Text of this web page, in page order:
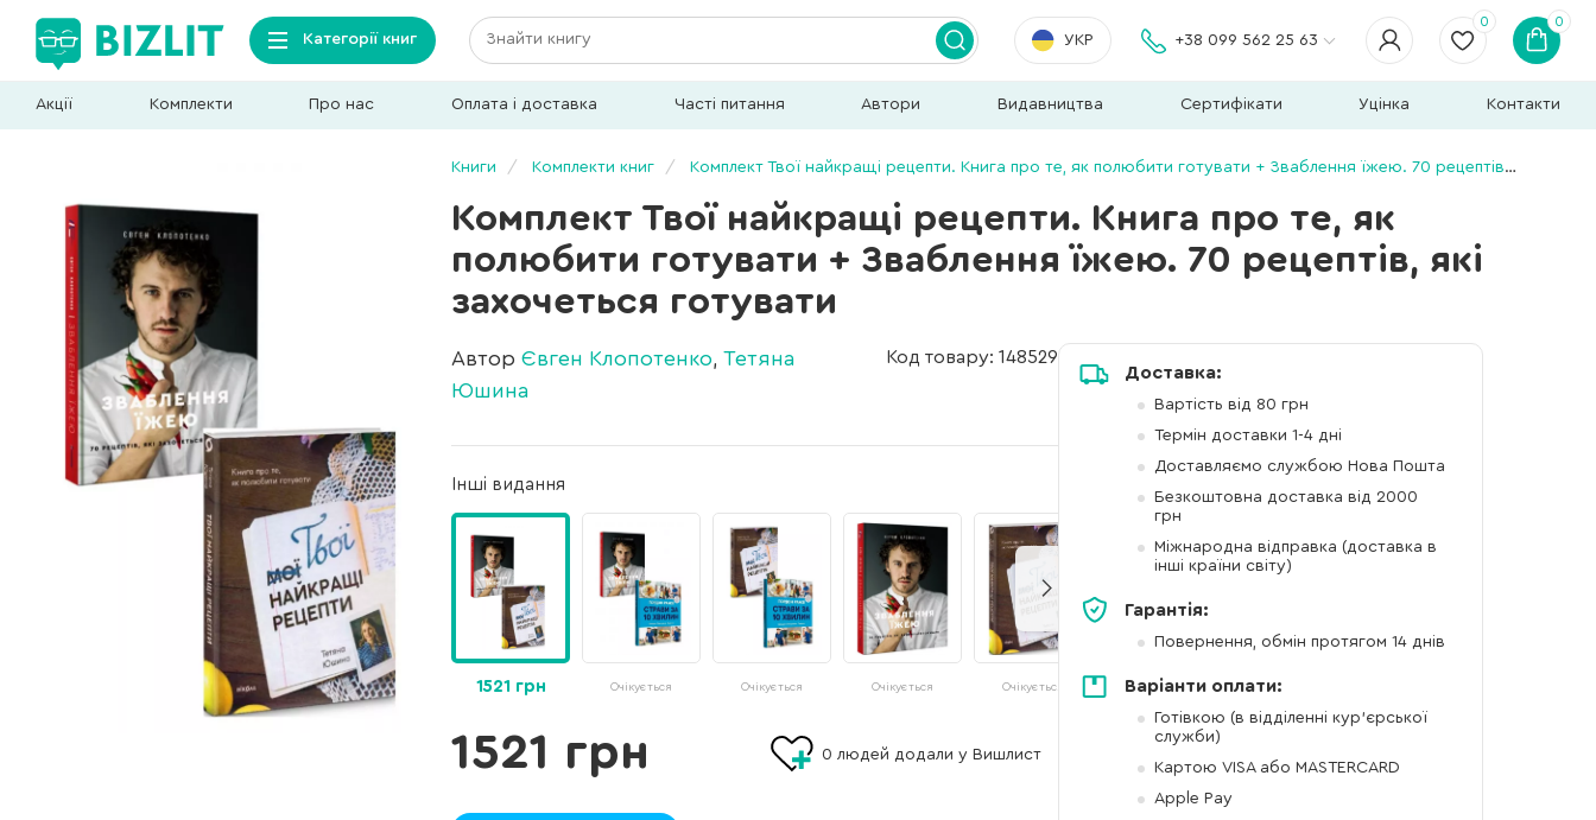
Категорії книг УКР +38 099 562 25 63
0 0
Акції Комплекти Про нас Оплата і доставка Часті питання Автори Видавництва Сертифікати Уцінка Контакти
Книги Комплекти книг Комплект Твої найкращі рецепти. Книга про те, як полюбити готувати + Зваблення їжею. 70 рецептів, які захочеться готувати
Комплект Твої найкращі рецепти. Книга про те, як
полюбити готувати + Зваблення їжею. 70 рецептів, які
захочеться готувати
Автор Євген Клопотенко, Тетяна
Юшина
Код товару: 148529
Інші видання
1521 грн Очікується Очікується Очікується Очікується
1521 грн 0 людей додали у Вишлист
Доставка:
Вартість від 80 грн
Термін доставки 1-4 дні
Доставляємо службою Нова Пошта
Безкоштовна доставка від 2000
грн
Міжнародна відправка (доставка в
інші країни світу)
Гарантія:
Повернення, обмін протягом 14 днів
Варіанти оплати:
Готівкою (в відділенні кур'єрської
служби)
Картою VISA або MASTERCARD
Apple Pay